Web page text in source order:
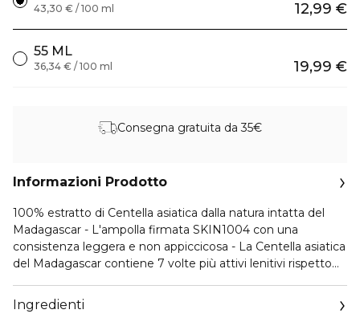
12,99 €
43,30 € / 100 ml
55 ML
19,99 €
36,34 € / 100 ml
Consegna gratuita da 35€
Informazioni Prodotto
100% estratto di Centella asiatica dalla natura intatta del
Madagascar - L'ampolla firmata SKIN1004 con una
consistenza leggera e non appiccicosa - La Centella asiatica
del Madagascar contiene 7 volte più attivi lenitivi rispetto
efficace per massimizzare i benefici - Calma
immediatamente e idrata la pelle sensibile
Ingredienti